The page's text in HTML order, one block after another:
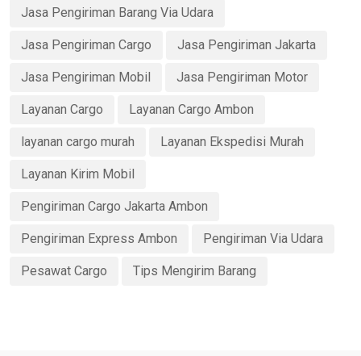
Jasa Pengiriman Barang Via Udara
Jasa Pengiriman Cargo Jasa Pengiriman Jakarta
Jasa Pengiriman Mobil Jasa Pengiriman Motor
Layanan Cargo Layanan Cargo Ambon
layanan cargo murah Layanan Ekspedisi Murah
Layanan Kirim Mobil
Pengiriman Cargo Jakarta Ambon
Pengiriman Express Ambon Pengiriman Via Udara
Pesawat Cargo Tips Mengirim Barang